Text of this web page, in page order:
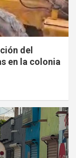
del
en la colonia